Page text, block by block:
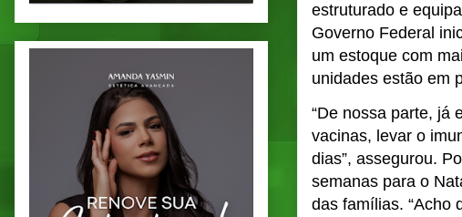
estruturado e
Governo Federal
um estoque com
unidades estão em
“De nossa parte, já
vacinas, levar o
dias”, assegurou.
semanas para o
das famílias. “Acho